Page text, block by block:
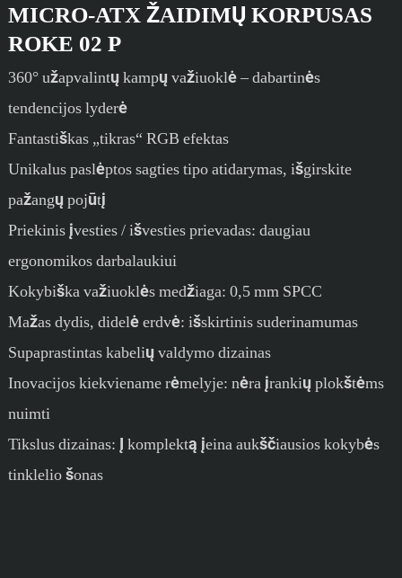
MICRO-ATX ŽAIDIMŲ KORPUSAS
ROKE 02 P
360° užapvalintų kampų važiuoklė – dabartinės
tendencijos lyderė
Fantastiškas „tikras“ RGB efektas
Unikalus paslėptos sagties tipo atidarymas, išgirskite
pažangų pojūtį
Priekinis įvesties / išvesties prievadas: daugiau
ergonomikos darbalaukiui
Kokybiška važiuoklės medžiaga: 0,5 mm SPCC
Mažas dydis, didelė erdvė: išskirtinis suderinamumas
Supaprastintas kabelių valdymo dizainas
Inovacijos kiekviename rėmelyje: nėra įrankių plokštėms
nuimti
Tikslus dizainas: Į komplektą įeina aukščiausios kokybės
tinklelio šonas